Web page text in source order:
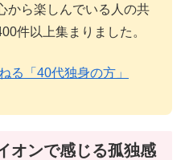
から楽しんでいる人の共
件以上集まりました。
る「40代独身の方」
オンで感じる孤独感